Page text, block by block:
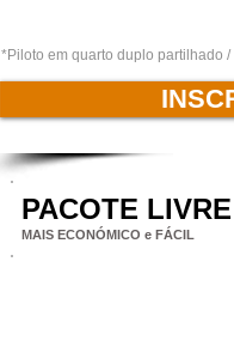
*Piloto em quarto duplo
PACOTE LIVRE
MAIS ECONÓMICO e FÁCIL
PASSO 1: No seu check in